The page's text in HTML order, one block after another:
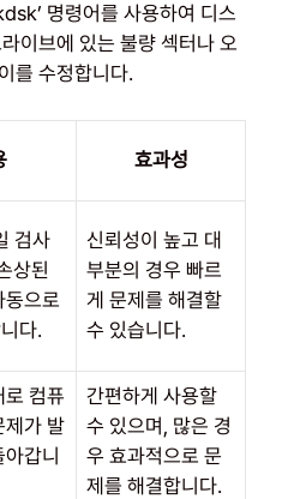
명령어를 사용하여 디스
이브에 있는 불량 섹터나 오
를 수정합니다.
효과성
검사
상된
동으로
다.
신뢰성이 높고 대
부분의 경우 빠르
게 문제를 해결할
수 있습니다.
로 컴퓨
제가 발
갑니
간편하게 사용할
수 있으며, 많은 경
우 효과적으로 문
제를 해결합니다.